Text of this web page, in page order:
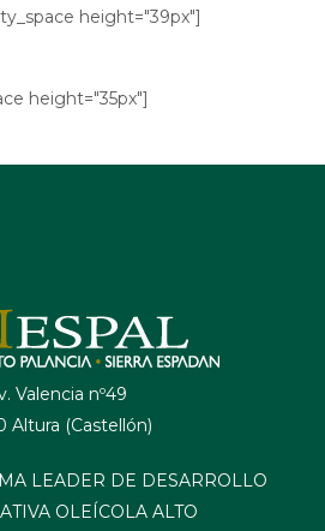
height="39px"]
height="35px"]
Valencia nº49
Altura (Castellón)
LEADER DE DESARROLLO
OLEÍCOLA ALTO